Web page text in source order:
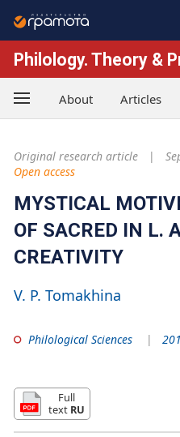
Philology. Theory &
About Articles
Original research article
Open access
MYSTICAL
OF SACRED IN L.
CREATIVITY
V. P. Tomakhina
Philological Sciences
Full
text RU